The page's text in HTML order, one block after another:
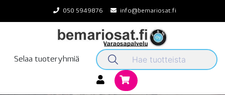
content
050 5949876 info@bemariosat.fi
Selaa tuoteryhmiä